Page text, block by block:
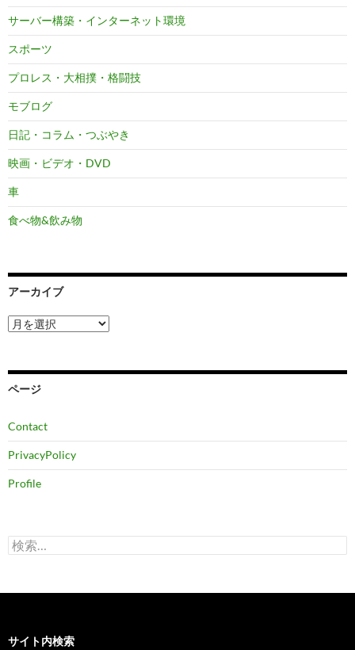
サーバー構築・インターネット環境
スポーツ
プロレス・大相撲・格闘技
モブログ
日記・コラム・つぶやき
映画・ビデオ・DVD
車
食べ物&飲み物
アーカイブ
ア
ー
ブ
ページ
Contact
PrivacyPolicy
Profile
検
索:
サイト内検索